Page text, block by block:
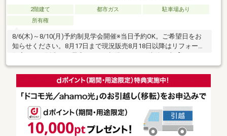
2階建て 都市ガス
駐車場あり
所有権
8/6(木)～8/10(月)予約制見学会開催※当日予約OK。ご希望日をお
知らせください。8月17日まで現況販売8月18日以降はリフォーム
めポイント】・本物件は条件により住宅ローン減税が適用されま
す。・シロアリ防除工事施工後5年間保証。・お客様に合わせたロ
ーンの組み方や金融機関をご提案。住宅ローンが初めての方でも
お気軽にご相談ください。【周辺施設】・セブン-イレブン 猪名川
小学校まで約650ｍ（徒歩約9分）